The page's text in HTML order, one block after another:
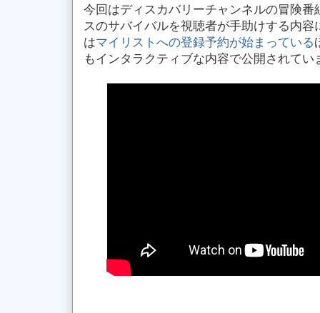
今回はディスカバリーチャンネルの冒険
スのサバイバルを視聴者が手助けする内
はマイリストへの登録予約が始まっている
もインタラクティブな内容で公開されてい